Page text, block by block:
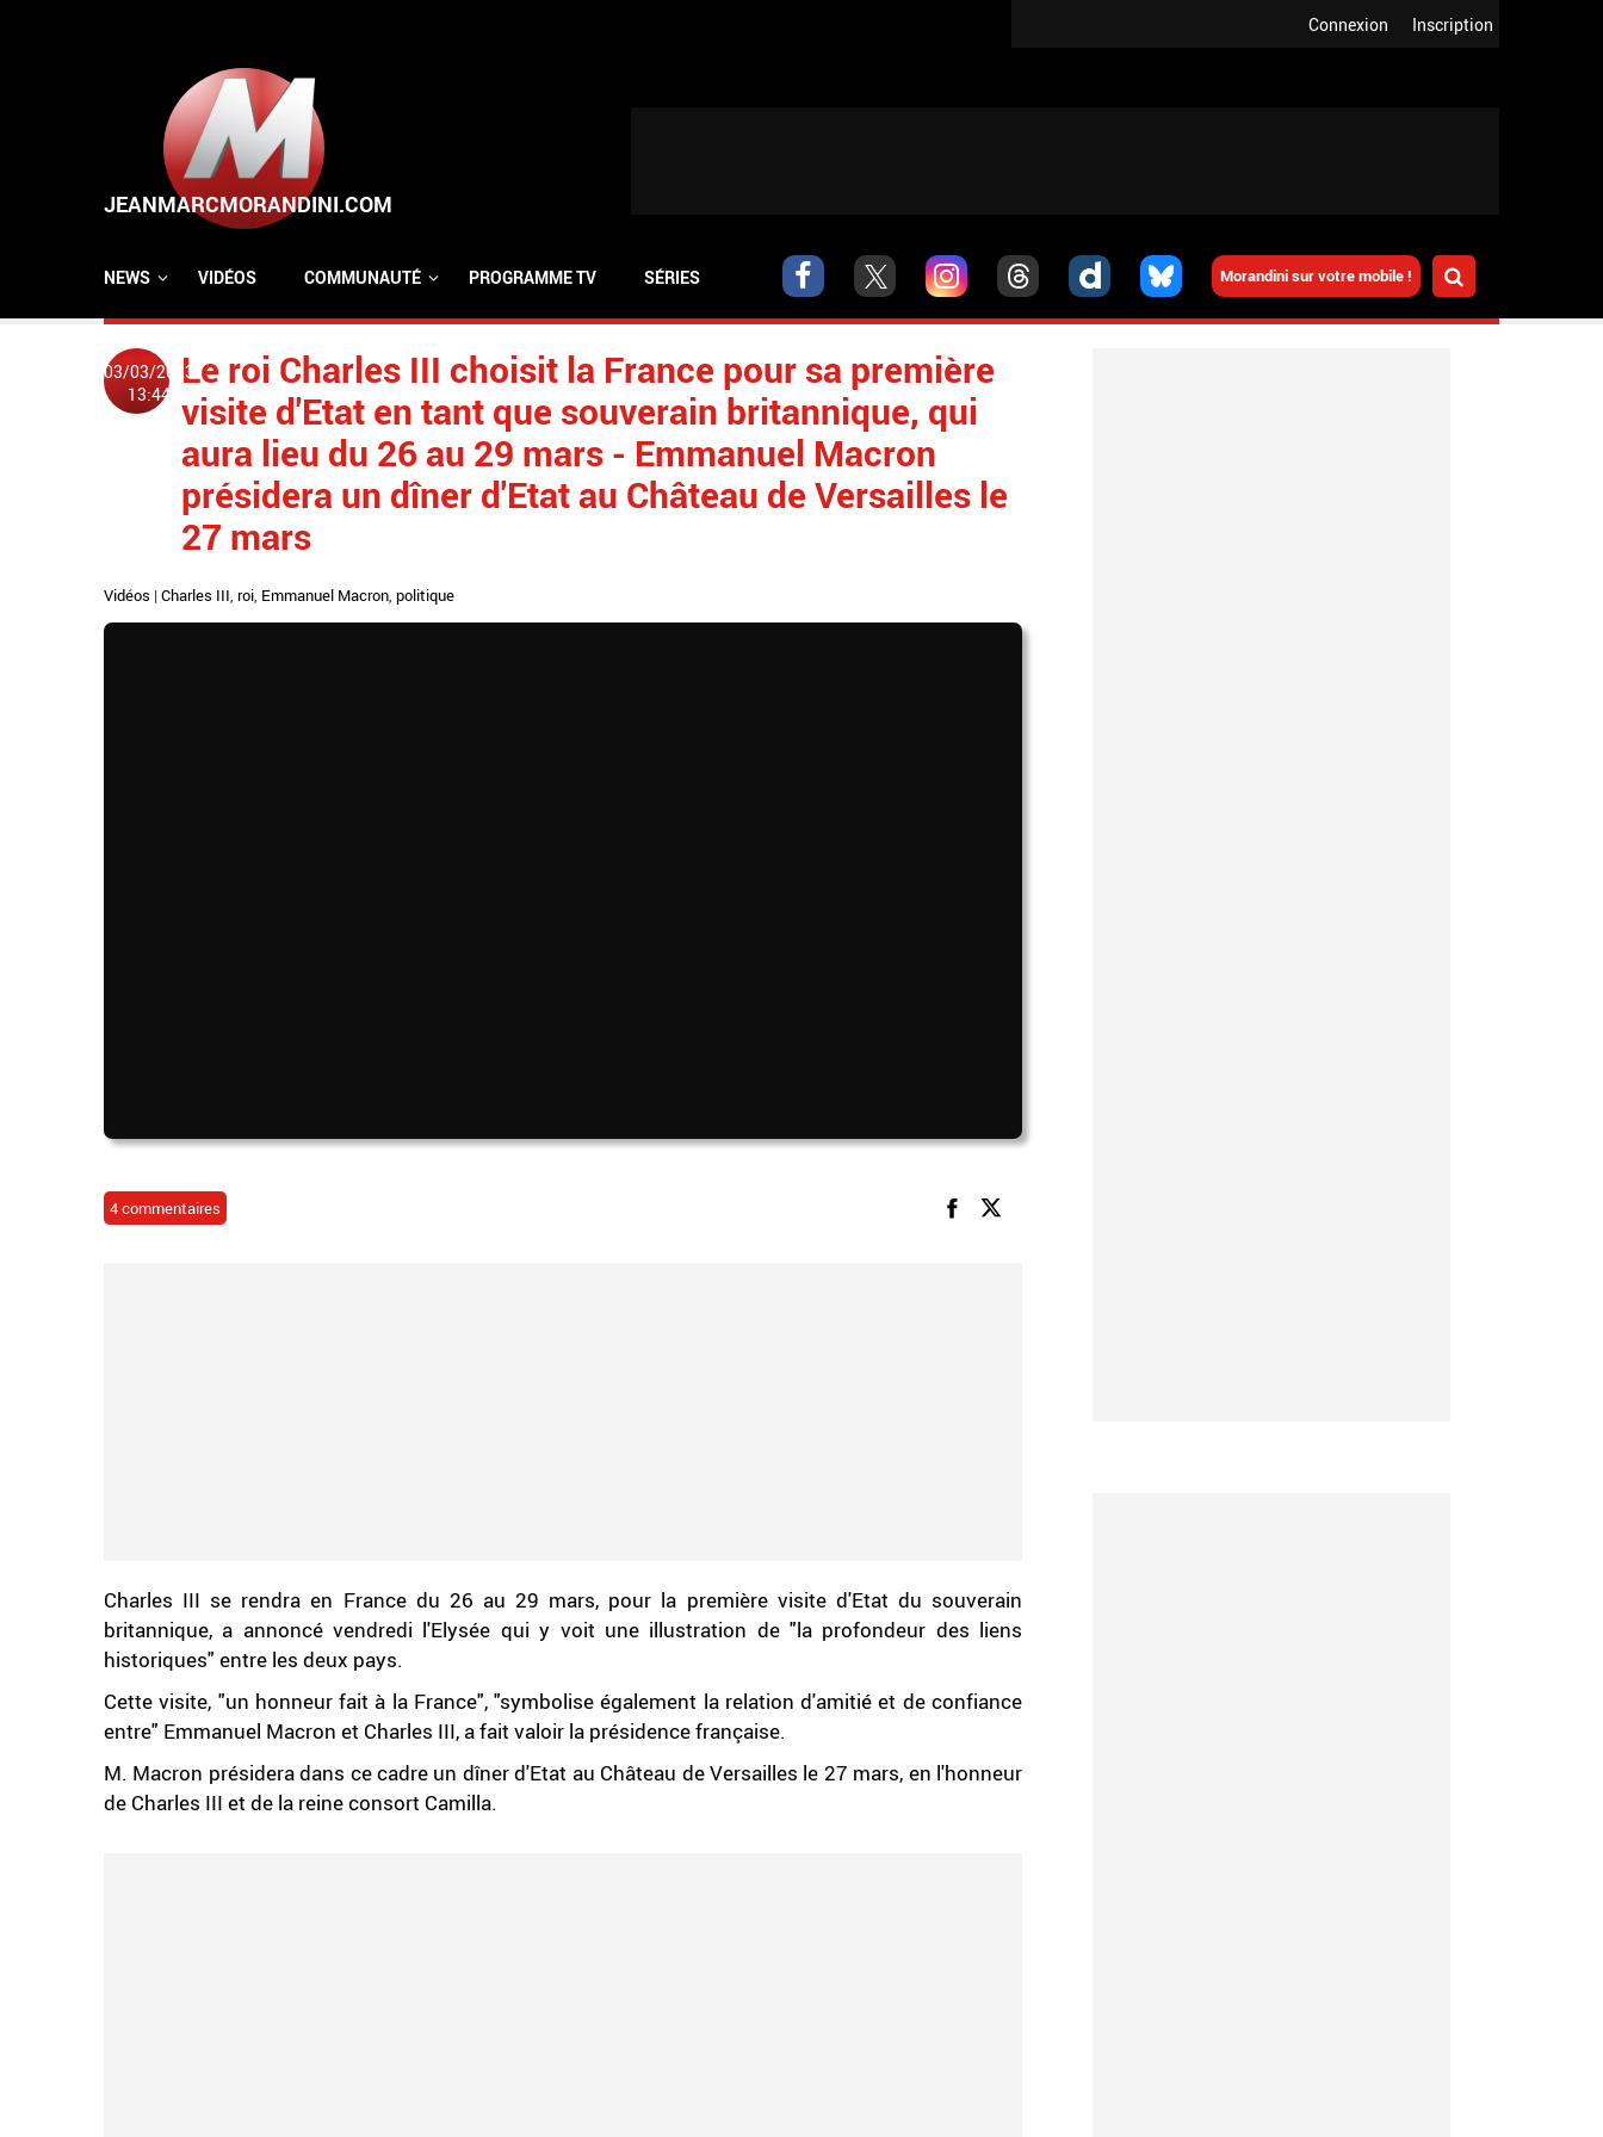
Inscription
Connexion
Morandini sur votre mobile !
NEWS VIDÉOS COMMUNAUTÉ PROGRAMME TV SÉRIES
03/03/2023
13:44
Le roi Charles III choisit la France pour sa première
visite d'Etat en tant que souverain britannique, qui
aura lieu du 26 au 29 mars - Emmanuel Macron
présidera un dîner d'Etat au Château de Versailles le
27 mars
Vidéos | Charles III, roi, Emmanuel Macron, politique
4 commentaires
Charles III se rendra en France du 26 au 29 mars, pour la première visite d'Etat du souverain
britannique, a annoncé vendredi l'Elysée qui y voit une illustration de "la profondeur des liens
historiques" entre les deux pays.
Cette visite, "un honneur fait à la France", "symbolise également la relation d'amitié et de confiance
entre" Emmanuel Macron et Charles III, a fait valoir la présidence française.
M. Macron présidera dans ce cadre un dîner d'Etat au Château de Versailles le 27 mars, en l'honneur
de Charles III et de la reine consort Camilla.